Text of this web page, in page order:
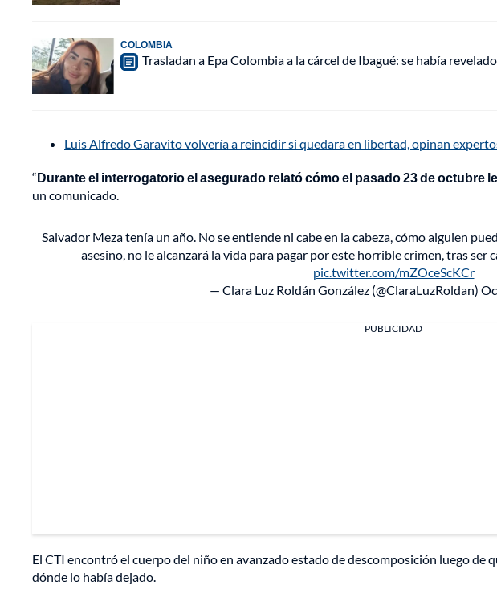
COLOMBIA
Trasladan a Epa Colombia a la cárcel de Ibagué: se había
Luis Alfredo Garavito volvería a reincidir si quedara en libertad, opinan
“Durante el interrogatorio el asegurado relató cómo el pasado 23 de octubre
un comunicado.
Salvador Meza tenía un año. No se entiende ni cabe en la cabeza, cómo alguien
asesino, no le alcanzará la vida para pagar por este horrible crimen, tras ser
pic.twitter.com/mZOceScKCr
— Clara Luz Roldán González (@ClaraLuzRoldan)
PUBLICIDAD
El CTI encontró el cuerpo del niño en avanzado estado de descomposición luego de
dónde lo había dejado.